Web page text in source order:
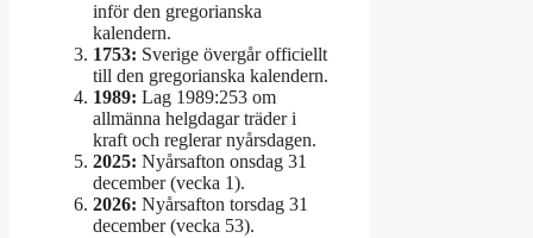
inför den gregorianska
kalendern.
1753: Sverige övergår officiellt
till den gregorianska kalendern.
1989: Lag 1989:253 om
allmänna helgdagar träder i
kraft och reglerar nyårsdagen.
2025: Nyårsafton onsdag 31
december (vecka 1).
2026: Nyårsafton torsdag 31
december (vecka 53).